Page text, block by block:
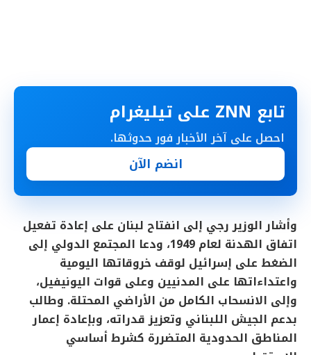
تابع ZNN على تيليغرام
احصل على آخر الأخبار فور حدوثها.
انضم الآن
وأشار الوزير رجي إلى انفتاح لبنان على إعادة تفعيل
اتفاق الهدنة لعام 1949، ودعا المجتمع الدولي إلى
الضغط على إسرائيل لوقف خروقاتها اليومية
واعتداءاتها على المدنيين وعلى قوات اليونيفيل،
وإلى الانسحاب الكامل من الأراضي المحتلة. وطالب
بدعم الجيش اللبناني وتعزيز قدراته، وبإعادة إعمار
المناطق الحدودية المتضررة كشرط أساسي